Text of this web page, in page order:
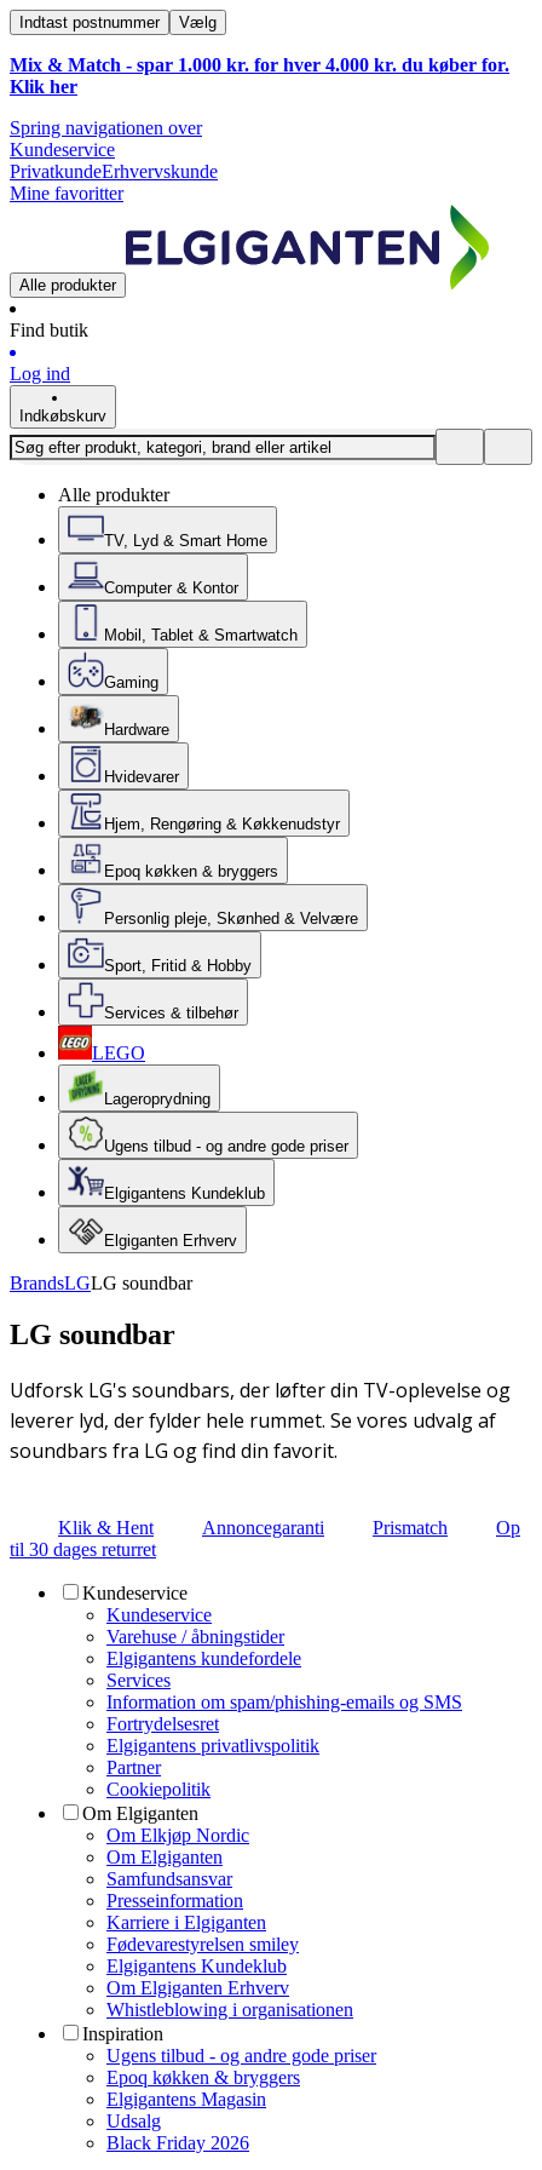
Indtast postnummer Vælg
Mix & Match - spar 1.000 kr. for hver 4.000 kr. du køber for.
Klik her
Spring navigationen over
Kundeservice
PrivatkundeErhvervskunde
Mine favoritter
Alle produkter
Find butik
Log ind
Indkøbskurv
Alle produkter
TV, Lyd & Smart Home
Computer & Kontor
Mobil, Tablet & Smartwatch
Gaming
Hardware
Hvidevarer
Hjem, Rengøring & Køkkenudstyr
Epoq køkken & bryggers
Personlig pleje, Skønhed & Velvære
Sport, Fritid & Hobby
Services & tilbehør
LEGO
Lageroprydning
Ugens tilbud - og andre gode priser
Elgigantens Kundeklub
Elgiganten Erhverv
BrandsLGLG soundbar
LG soundbar
Udforsk LG's soundbars, der løfter din TV-oplevelse og
leverer lyd, der fylder hele rummet. Se vores udvalg af
soundbars fra LG og find din favorit.
Klik & Hent Annoncegaranti Prismatch
Op
til 30 dages returret
Kundeservice
Kundeservice
Varehuse / åbningstider
Elgigantens kundefordele
Services
Information om spam/phishing-emails og SMS
Fortrydelsesret
Elgigantens privatlivspolitik
Partner
Cookiepolitik
Om Elgiganten
Om Elkjøp Nordic
Om Elgiganten
Samfundsansvar
Presseinformation
Karriere i Elgiganten
Fødevarestyrelsen smiley
Elgigantens Kundeklub
Om Elgiganten Erhverv
Whistleblowing i organisationen
Inspiration
Ugens tilbud - og andre gode priser
Epoq køkken & bryggers
Elgigantens Magasin
Udsalg
Black Friday 2026